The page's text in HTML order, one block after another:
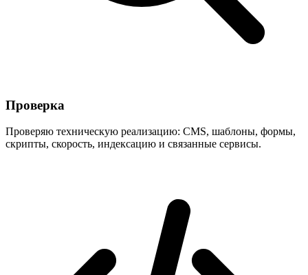
Проверка
Проверяю техническую реализацию: CMS, шаблоны, формы,
скрипты, скорость, индексацию и связанные сервисы.